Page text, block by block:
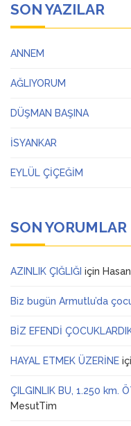
SON YAZILAR
ANNEM
AĞLIYORUM
DÜŞMAN BAŞINA
İSYANKAR
EYLÜL ÇİÇEĞİM
SON YORUMLAR
AZINLIK ÇIĞLIĞI için
Biz bugün Armutlu’da
BİZ EFENDİ
HAYAL ETMEK ÜZERİNE
ÇILGINLIK BU, 1.250 km.
MesutTim